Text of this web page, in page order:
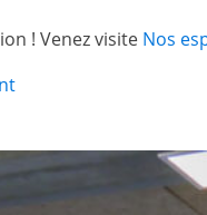
! Venez visite Nos